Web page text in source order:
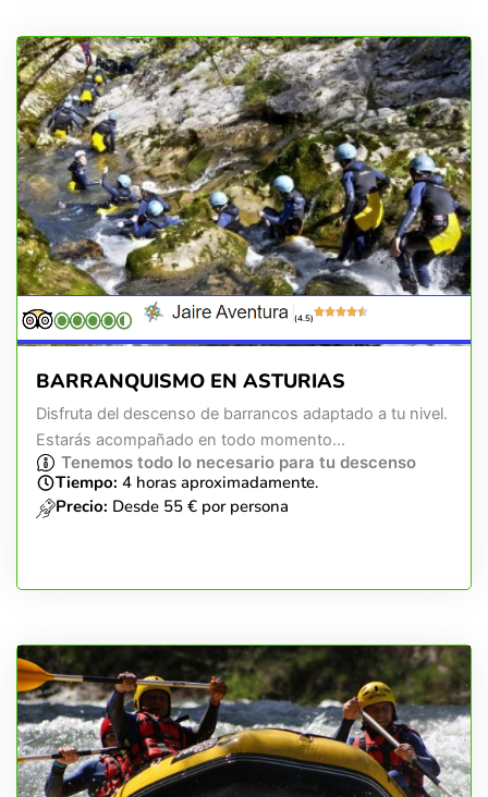
(4.5)
BARRANQUISMO EN ASTURIAS
Disfruta del descenso de barrancos adaptado a tu nivel.
Estarás acompañado en todo momento...
Tenemos todo lo necesario para tu descenso
Tiempo: 4 horas aproximadamente.
Precio: Desde 55 € por persona